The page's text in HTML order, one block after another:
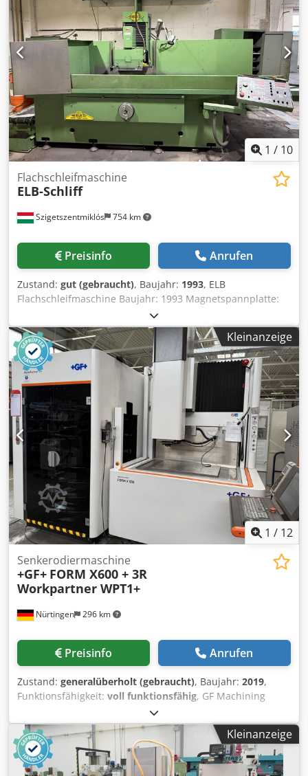
Motorleistung 1,1kw Gesamtleistung 20 kW Spannung
220/380 V
1 / 10
Szigetszentmiklós 754 km
Flachschleifmaschine
ELB-Schliff
Preisinfo Anrufen
Zustand: gut (gebraucht), Baujahr: 1993, ELB
Flachschleifmaschine Baujahr: 1993 Magnetspannplatte:
1500x550 mm Mit automatischem Zustellvorschub
Chsdpfjygtiwex Adyea Mit Abrichtgerät Kühltank mit
Papierbandfilter Viele Schleifscheiben vorhandenKleinanzeige
1 / 12
Nürtingen 296 km
Senkerodiermaschine
+GF+ FORM X600 + 3R
Workpartner WPT1+
Preisinfo Anrufen
Zustand: generalüberholt (gebraucht), Baujahr: 2019,
Funktionsfähigkeit: voll funktionsfähig, GF Machining
Solutions FORM X600 Baujahr 2019 - Werksrevision 2022 C-
Bauweise, fester Tisch mit absenkbarem Behälter
Verfahrwege (X/Y/Z): 600 x 400 x 500 mm Abstand Tisch
Pinole: 200-700 mm max. Werkstückgröße: L x B x H = 1200
x 800 x 350 mm max. Werkstückgewicht: 2000 kg
Kleinanzeige